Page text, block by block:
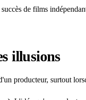
de films
illusions
producteur, surtout